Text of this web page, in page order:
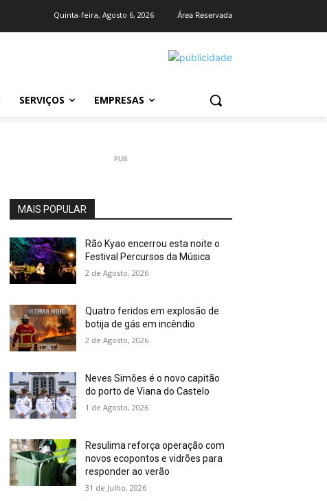
Quinta-feira, Agosto 6, 2026 Área Reservada
SERVIÇOS EMPRESAS
PUB
MAIS POPULAR
Rão Kyao encerrou esta noite o
Festival Percursos da Música
2 de Agosto, 2026
Quatro feridos em explosão de
botija de gás em incêndio
2 de Agosto, 2026
Neves Simões é o novo capitão
do porto de Viana do Castelo
1 de Agosto, 2026
Resulima reforça operação com
novos ecopontos e vidrões para
responder ao verão
31 de Julho, 2026